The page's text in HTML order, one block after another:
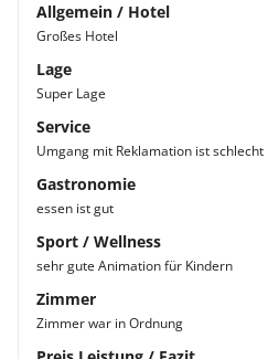
Allgemein / Hotel
Großes Hotel
Lage
Super Lage
Service
Umgang mit Reklamation ist schlecht
Gastronomie
essen ist gut
Sport / Wellness
sehr gute Animation für Kindern
Zimmer
Zimmer war in Ordnung